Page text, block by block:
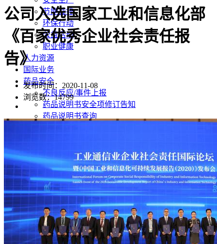
节能减排
环保行动
公益活动
职业健康
人力资源
国际业务
药品安全
不良反应/事件上报
药品说明书安全项修订告知
药品说明书查询
公司入选国家工业和信息化部
《百家优秀企业社会责任报
告》
发布时间：2020-11-08
浏览数：14799